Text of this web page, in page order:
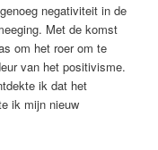
negativiteit in de
Met de komst
om het roer om te
van het positivisme.
ik dat het
ik mijn nieuw